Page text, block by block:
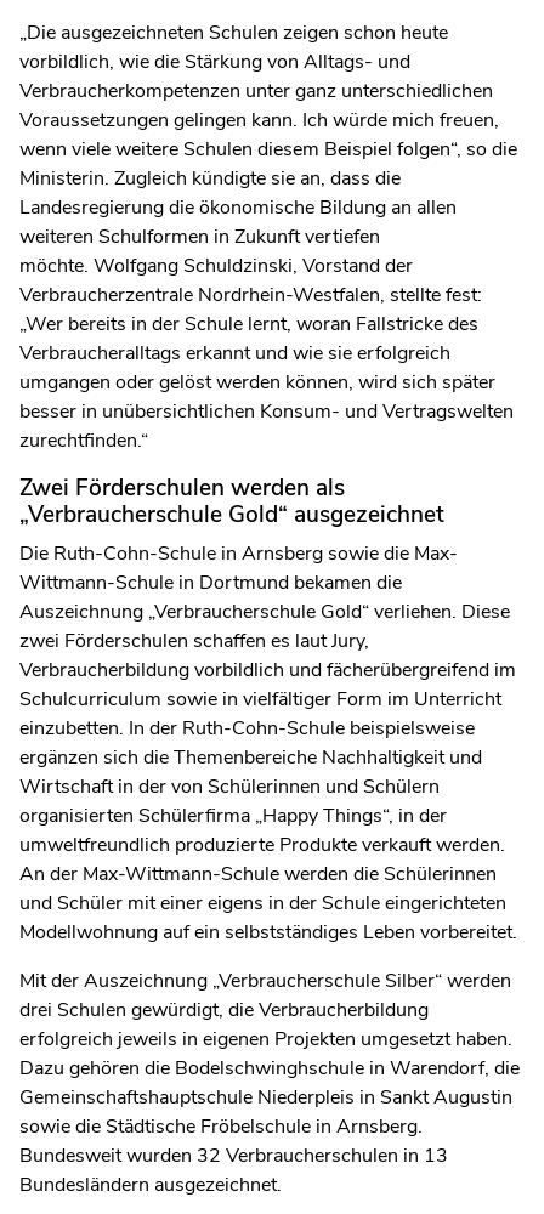
„Die ausgezeichneten Schulen zeigen schon heute
vorbildlich, wie die Stärkung von Alltags- und
Verbraucherkompetenzen unter ganz unterschiedlichen
Voraussetzungen gelingen kann. Ich würde mich freuen,
wenn viele weitere Schulen diesem Beispiel folgen“, so die
Ministerin. Zugleich kündigte sie an, dass die
Landesregierung die ökonomische Bildung an allen
weiteren Schulformen in Zukunft vertiefen
möchte. Wolfgang Schuldzinski, Vorstand der
Verbraucherzentrale Nordrhein-Westfalen, stellte fest:
„Wer bereits in der Schule lernt, woran Fallstricke des
Verbraucheralltags erkannt und wie sie erfolgreich
umgangen oder gelöst werden können, wird sich später
besser in unübersichtlichen Konsum- und Vertragswelten
zurechtfinden.“
Zwei Förderschulen werden als
„Verbraucherschule Gold“ ausgezeichnet
Die Ruth-Cohn-Schule in Arnsberg sowie die Max-
Wittmann-Schule in Dortmund bekamen die
Auszeichnung „Verbraucherschule Gold“ verliehen. Diese
zwei Förderschulen schaffen es laut Jury,
Verbraucherbildung vorbildlich und fächerübergreifend im
Schulcurriculum sowie in vielfältiger Form im Unterricht
einzubetten. In der Ruth-Cohn-Schule beispielsweise
ergänzen sich die Themenbereiche Nachhaltigkeit und
Wirtschaft in der von Schülerinnen und Schülern
organisierten Schülerfirma „Happy Things“, in der
umweltfreundlich produzierte Produkte verkauft werden.
An der Max-Wittmann-Schule werden die Schülerinnen
und Schüler mit einer eigens in der Schule eingerichteten
Modellwohnung auf ein selbstständiges Leben vorbereitet.
Mit der Auszeichnung „Verbraucherschule Silber“ werden
drei Schulen gewürdigt, die Verbraucherbildung
erfolgreich jeweils in eigenen Projekten umgesetzt haben.
Dazu gehören die Bodelschwinghschule in Warendorf, die
Gemeinschaftshauptschule Niederpleis in Sankt Augustin
sowie die Städtische Fröbelschule in Arnsberg.
Bundesweit wurden 32 Verbraucherschulen in 13
Bundesländern ausgezeichnet.